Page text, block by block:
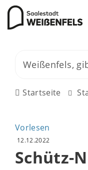
Startseite
Vorlesen
12.12.2022
Schütz-